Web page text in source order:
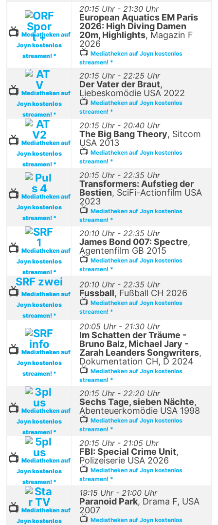
📺 Mediatheken auf
Joyn kostenlos
streamen! *
20:15 Uhr - 21:30 Uhr
European Aquatics EM Paris
2026: High Diving Damen
20m, Highlights, Magazin F
2026
📺 Mediatheken auf Joyn kostenlos
streamen! *
📺 Mediatheken auf
Joyn kostenlos
streamen! *
20:15 Uhr - 22:25 Uhr
Der Vater der Braut,
Liebeskomödie USA 2022
📺 Mediatheken auf Joyn kostenlos
streamen! *
📺 Mediatheken auf
Joyn kostenlos
streamen! *
20:15 Uhr - 20:40 Uhr
The Big Bang Theory, Sitcom
USA 2013
📺 Mediatheken auf Joyn kostenlos
streamen! *
📺 Mediatheken auf
Joyn kostenlos
streamen! *
20:15 Uhr - 22:35 Uhr
Transformers: Aufstieg der
Bestien, SciFi-Actionfilm USA
2023
📺 Mediatheken auf Joyn kostenlos
streamen! *
📺 Mediatheken auf
Joyn kostenlos
streamen! *
20:10 Uhr - 22:35 Uhr
James Bond 007: Spectre,
Agentenfilm GB 2015
📺 Mediatheken auf Joyn kostenlos
streamen! *
SRF zwei
📺 Mediatheken auf
Joyn kostenlos
streamen! *
20:10 Uhr - 22:35 Uhr
Fussball, Fußball CH 2026
📺 Mediatheken auf Joyn kostenlos
streamen! *
📺 Mediatheken auf
Joyn kostenlos
streamen! *
20:05 Uhr - 21:30 Uhr
Im Schatten der Träume -
Bruno Balz, Michael Jary -
Zarah Leanders Songwriters,
Dokumentation CH, D 2024
📺 Mediatheken auf Joyn kostenlos
streamen! *
📺 Mediatheken auf
Joyn kostenlos
streamen! *
20:15 Uhr - 22:20 Uhr
Sechs Tage, sieben Nächte,
Abenteuerkomödie USA 1998
📺 Mediatheken auf Joyn kostenlos
streamen! *
📺 Mediatheken auf
Joyn kostenlos
streamen! *
20:15 Uhr - 21:05 Uhr
FBI: Special Crime Unit,
Polizeiserie USA 2026
📺 Mediatheken auf Joyn kostenlos
streamen! *
📺 Mediatheken auf
Joyn kostenlos
19:15 Uhr - 21:00 Uhr
Paranoid Park, Drama F, USA
2007
📺 Mediatheken auf Joyn kostenlos